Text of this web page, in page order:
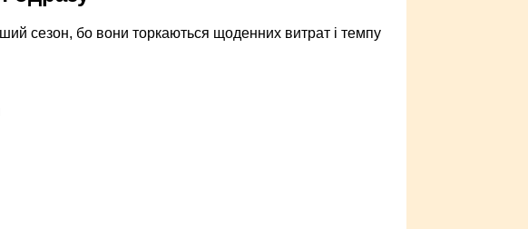
сезон, бо вони торкаються щоденних витрат і темпу